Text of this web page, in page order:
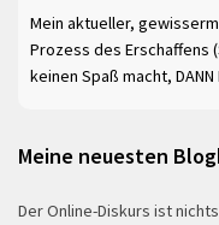
Mein aktueller,
Prozess des Erschaffens
keinen Spaß macht, DANN
Meine neuesten
Der Online-Diskurs ist